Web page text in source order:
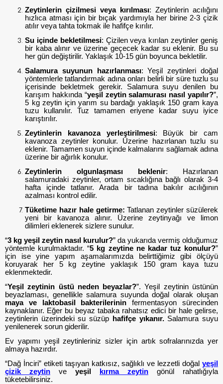
Zeytinlerin çizilmesi veya kırılması: Zeytinlerin acılığını
hızlıca atması için bir bıçak yardımıyla her birine 2-3 çizik
atılır veya tahta tokmak ile hafifçe kırılır.
Su içinde bekletilmesi: Çizilen veya kırılan zeytinler geniş
bir kaba alınır ve üzerine geçecek kadar su eklenir. Bu su
her gün değiştirilir. Yaklaşık 10-15 gün boyunca bekletilir.
Salamura suyunun hazırlanması: Yeşil zeytinleri doğal
yöntemlerle tatlandırmak adına onları belirli bir süre tuzlu su
içerisinde bekletmek gerekir. Salamura suyu denilen bu
karışım hakkında “yeşil zeytin salamurası nasıl yapılır?”,
5 kg zeytin için yarım su bardağı yaklaşık 150 gram kaya
tuzu kullanılır. Tuz tamamen eriyene kadar suyu iyice
karıştırılır.
Zeytinlerin kavanoza yerleştirilmesi: Büyük bir cam
kavanoza zeytinler konulur. Üzerine hazırlanan tuzlu su
eklenir. Tamamen suyun içinde kalmalarını sağlamak adına
üzerine bir ağırlık konulur.
Zeytinlerin olgunlaşması beklenir: Hazırlanan
salamuradaki zeytinler, ortam sıcaklığına bağlı olarak 3-4
hafta içinde tatlanır. Arada bir tadına bakılır acılığının
azalması kontrol edilir.
Tüketime hazır hale getirme: Tatlanan zeytinler süzülerek
yeni bir kavanoza alınır. Üzerine zeytinyağı ve limon
dilimleri eklenerek sizlere sunulur.
“3 kg yeşil zeytin nasıl kurulur?” da yukarıda vermiş olduğumuz
yöntemle kurulmaktadır. “5 kg zeytine ne kadar tuz konulur?”
için ise yine yapım aşamalarımızda belirttiğimiz gibi ölçüyü
koruyarak her 5 kg zeytine yaklaşık 150 gram kaya tuzu
eklenmektedir.
“Yeşil zeytinin üstü neden beyazlar?”. Yeşil zeytinin üstünün
beyazlaması, genellikle salamura suyunda doğal olarak oluşan
maya ve laktobasil bakterilerinin fermentasyon sürecinden
kaynaklanır. Eğer bu beyaz tabaka rahatsız edici bir hale gelirse,
zeytinlerin üzerindeki su süzüp
hafifçe yıkanır.Salamura suyu
yenilenerek sorun giderilir.
Ev yapımı yeşil zeytinleriniz sizler için artık sofralarınızda yer
almaya hazırdır.
“Dağ İnciri” etiketi taşıyan katkısız, sağlıklı ve lezzetli doğal yeşil
çizik zeytin ve yeşil kırma zeytin gönül rahatlığıyla
tüketebilirsiniz.